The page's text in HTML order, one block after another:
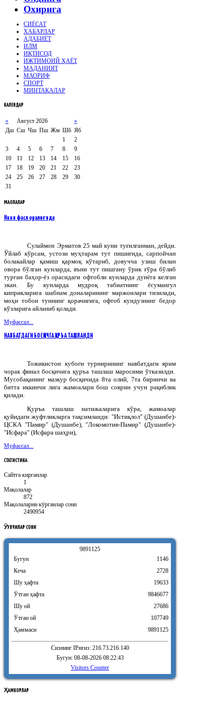
Охирига
СИЁСАТ
ХАБАРЛАР
АДАБИЁТ
ИЛМ
ИҚТИСОД
ИЖТИМОИЙ ҲАЁТ
МАДАНИЯТ
МАОРИФ
СПОРТ
МИНТАҚАЛАР
КАЛЕНДАР
« Август 2026
»
Дш Сш Чш Пш Жм Шб Яб
1
2
3
4 5 6 7 8
9
10
11 12 13 14 15
16
17
18 19 20 21 22
23
24
25 26 27 28 29
30
31
МАҚОЛАЛАР
Икки фасл оралиғида
Сулаймон Эрматов 25 май куни туғилганман, дейди.
Ўйлаб кўрсам, устози муҳтарам тут пишиғида, сарпойчан
болакайлар қамиш қармоқ кўтариб, довучча узиш билан
овора бўлган кунларда, яъни тут пишгану ўрик ғўра бўлиб
турган баҳор-ёз орасидаги офтобли кунларда дунёга келган
экан. Бу кунларда мудроқ табиатнинг ёсумангул
киприкларига шабнам доналарининг маржонлари тизилади,
моҳи тобон туннинг қорачиғига, офтоб кундузнинг бедор
кўзларига айланиб қолади.
Муфассал...
НАВБАТДАГИ БОСҚИЧГА ҚУРЪА ТАШЛАНДИ
Тожикистон кубоги турнирининг навбатдаги ярим
чорак финал босқичига қуръа ташлаш маросими ўтказилди.
Мусобақанинг мазкур босқичида 8та олий, 7та биринчи ва
битта иккинчи лига жамоалари бош соврин учун рақиблик
қилади.
Қуръа ташлаш натижаларига кўра, жамоалар
қуйидаги жуфтликларга тақсимланди: "Истиқлол" (Душанбе)-
ЦСКА "Памир" (Душанбе), "Локомотив-Памир" (Душанбе)-
"Исфара" (Исфара шаҳри),
Муфассал...
СТАТИСТИКА
Сайтга кирганлар
1
Мақолалар
872
Мақолаларни кӯрганлар сони
2490954
ӮҚУВЧИЛАРСОНИ
9891125
Бугун
Кеча
Шу ҳафта
Ӯтган ҳафта
Шу ой
Ӯтган ой
Ҳаммаси
1146
2728
19633
9846677
27686
107749
9891125
Сизнинг IPнгиз: 216.73.216.140
Бугун: 08-08-2026 08:22:43
Visitors Counter
ҲАМКОРЛАР